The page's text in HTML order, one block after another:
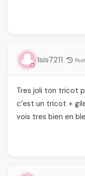
Isis7211
Tres joli ton tricot
c’est un tricot +
vois tres bien en